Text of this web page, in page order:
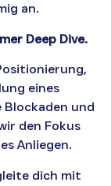
an.
Deep Dive.
eines
und
den Fokus
Anliegen.
dich mit